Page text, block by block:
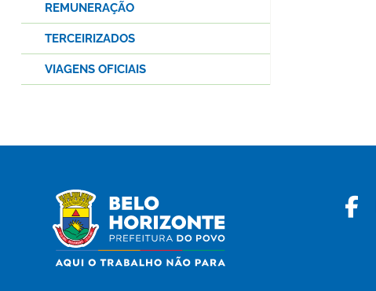
REMUNERAÇÃO
TERCEIRIZADOS
VIAGENS OFICIAIS